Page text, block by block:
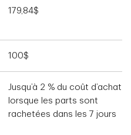
179,84$
100$
Jusqu’à 2 % du coût d’achat
lorsque les parts sont
rachetées dans les 7 jours